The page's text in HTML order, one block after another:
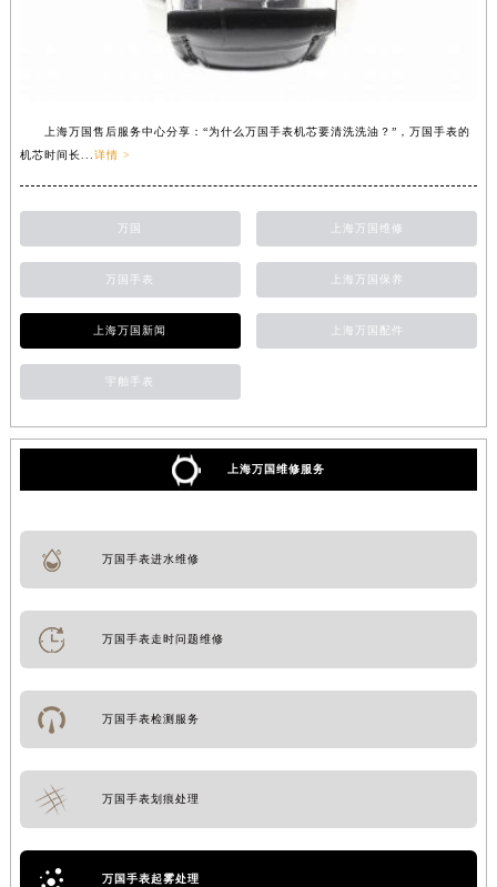
上海万国售后服务中心分享：“为什么万国手表机芯要清洗洗油？”，万国手表的
机芯时间长... 详情 >
万国 上海万国维修
万国手表 上海万国保养
上海万国新闻 上海万国配件
宇舶手表
上海万国维修服务
万国手表进水维修
万国手表走时问题维修
万国手表检测服务
万国手表划痕处理
万国手表起雾处理